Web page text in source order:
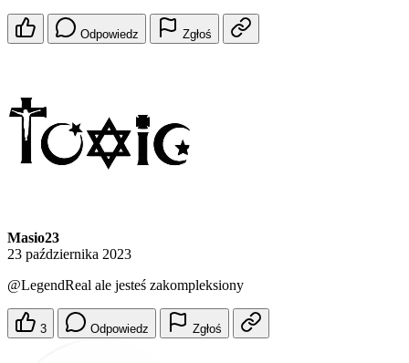
Odpowiedz Zgłoś
Masio23
23 października 2023
@LegendReal ale jesteś zakompleksiony
3 Odpowiedz Zgłoś